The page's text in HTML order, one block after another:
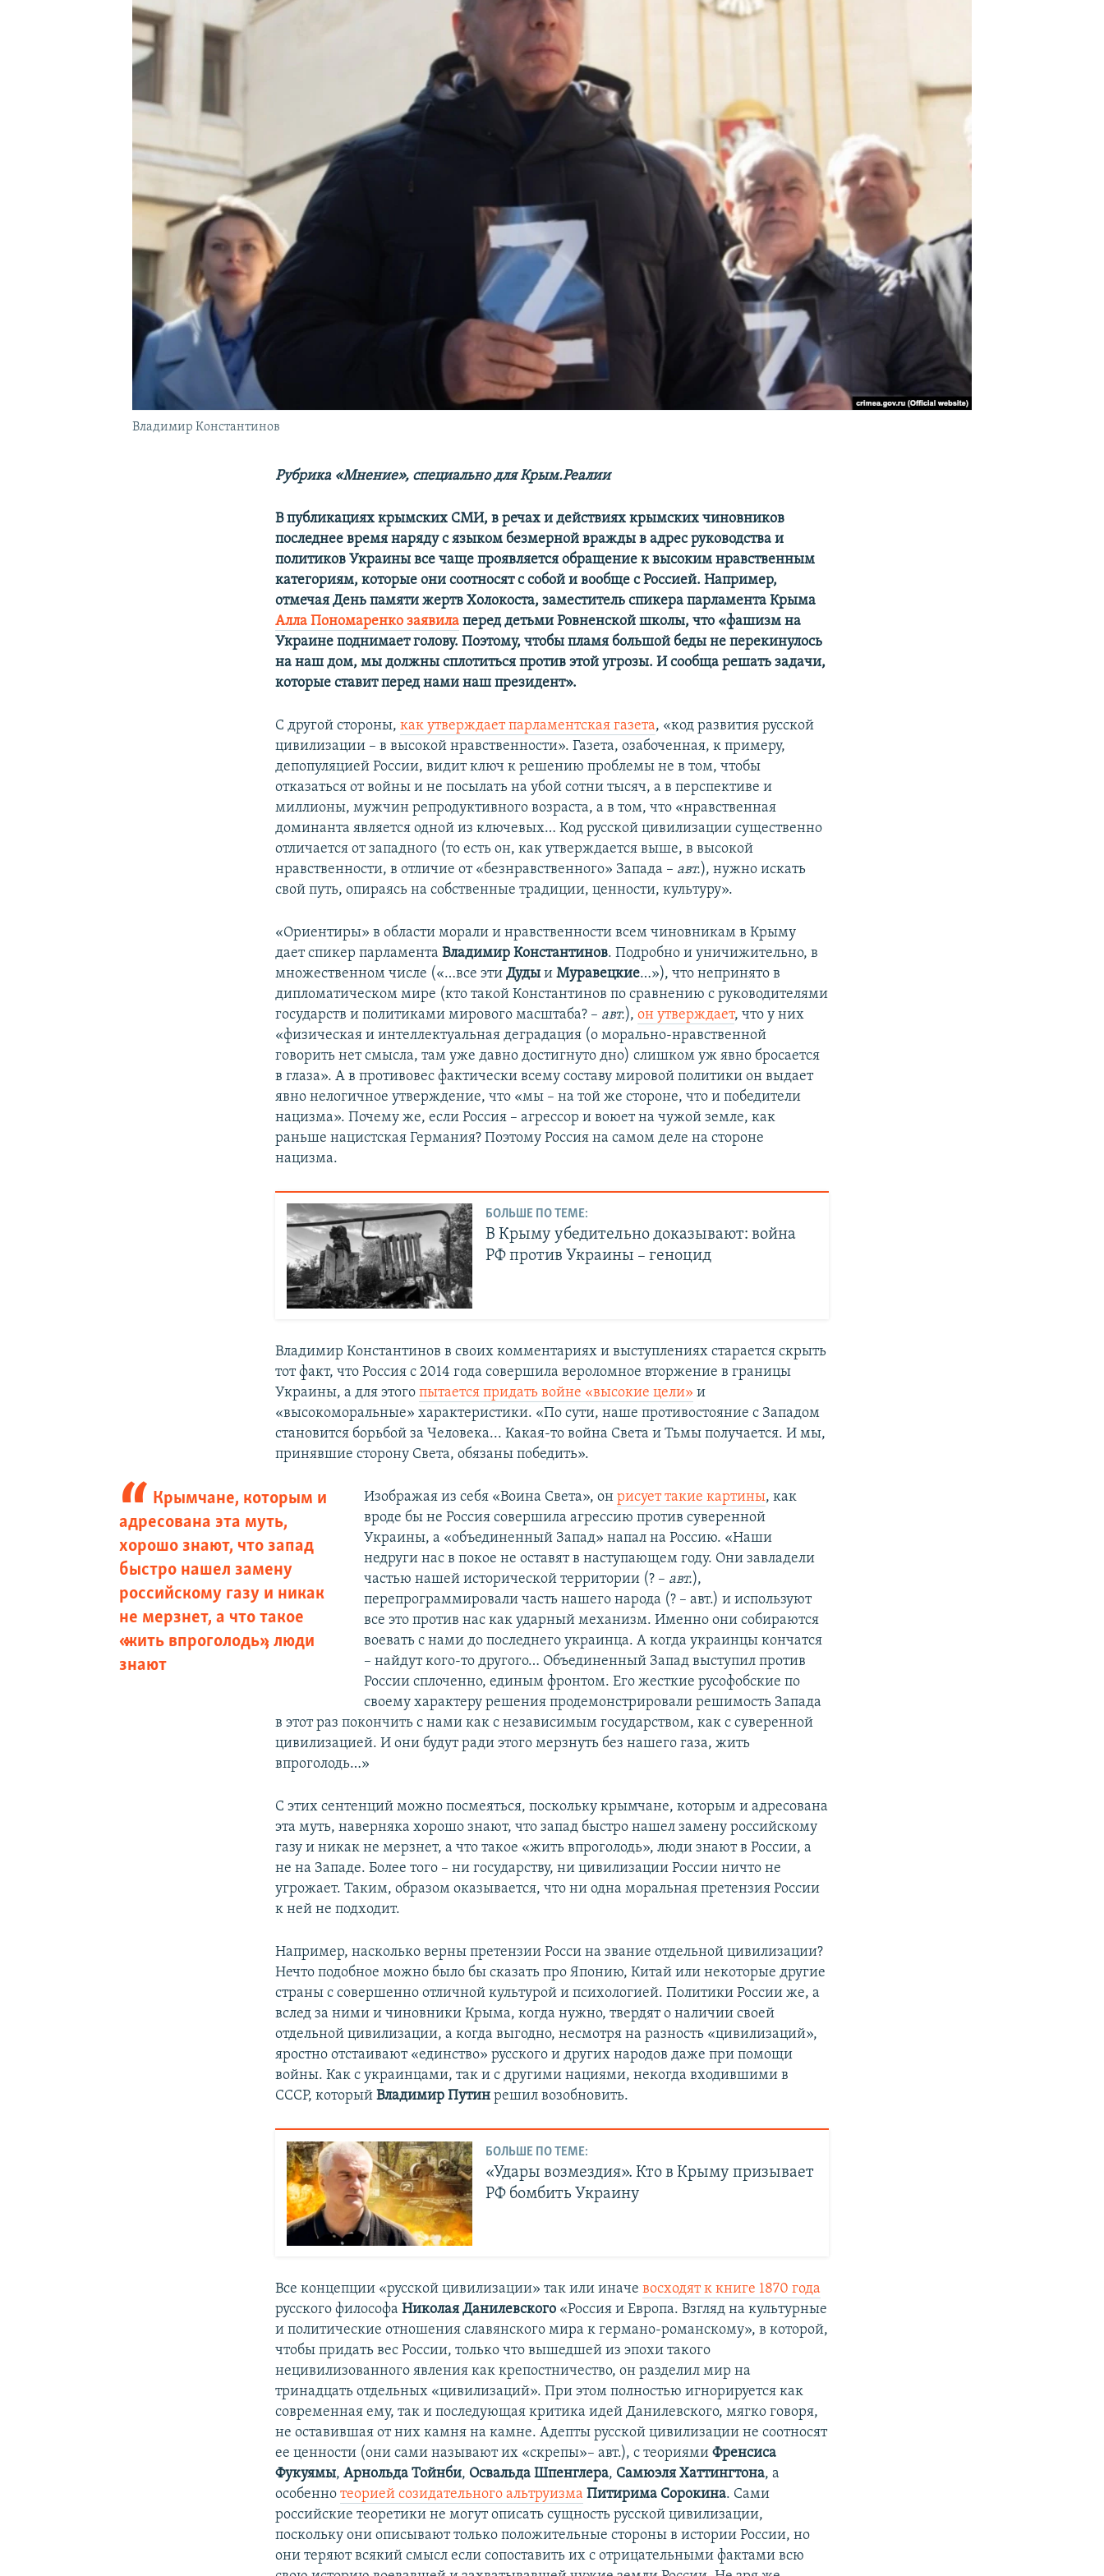
Владимир Константинов
Рубрика «Мнение», специально для Крым.Реалии
В публикациях крымских СМИ, в речах и действиях крымских чиновников
последнее время наряду с языком безмерной вражды в адрес руководства и
политиков Украины все чаще проявляется обращение к высоким нравственным
категориям, которые они соотносят с собой и вообще с Россией. Например,
отмечая День памяти жертв Холокоста, заместитель спикера парламента Крыма
Алла Пономаренко заявила перед детьми Ровненской школы, что «фашизм на
Украине поднимает голову. Поэтому, чтобы пламя большой беды не перекинулось
на наш дом, мы должны сплотиться против этой угрозы. И сообща решать задачи,
которые ставит перед нами наш президент».
С другой стороны,как утверждает парламентская газета, «код развития русской
цивилизации – в высокой нравственности». Газета, озабоченная, к примеру,
депопуляцией России, видит ключ к решению проблемы не в том, чтобы
отказаться от войны и не посылать на убой сотни тысяч, а в перспективе и
миллионы, мужчин репродуктивного возраста, а в том, что «нравственная
доминанта является одной из ключевых… Код русской цивилизации существенно
отличается от западного (то есть он, как утверждается выше, в высокой
нравственности, в отличие от «безнравственного» Запада – авт.), нужно искать
свой путь, опираясь на собственные традиции, ценности, культуру».
«Ориентиры» в области морали и нравственности всем чиновникам в Крыму
дает спикер парламентаВладимир Константинов. Подробно и уничижительно, в
множественном числе («…все этиДудыиМуравецкие…»), что непринято в
дипломатическом мире (кто такой Константинов по сравнению с руководителями
государств и политиками мирового масштаба? – авт.),он утверждает, что у них
«физическая и интеллектуальная деградация (о морально-нравственной
говорить нет смысла, там уже давно достигнуто дно) слишком уж явно бросается
в глаза». А в противовес фактически всему составу мировой политики он выдает
явно нелогичное утверждение, что «мы – на той же стороне, что и победители
нацизма». Почему же, если Россия – агрессор и воюет на чужой земле, как
раньше нацистская Германия? Поэтому Россия на самом деле на стороне
нацизма.
БОЛЬШЕ ПО ТЕМЕ:
В Крыму убедительно доказывают: война
РФ против Украины – геноцид
Владимир Константинов в своих комментариях и выступлениях старается скрыть
тот факт, что Россия с 2014 года совершила вероломное вторжение в границы
Украины, а для этогопытается придать войне «высокие цели» и
«высокоморальные» характеристики. «По сути, наше противостояние с Западом
становится борьбой за Человека... Какая-то война Света и Тьмы получается. И мы,
принявшие сторону Света, обязаны победить».
Крымчане, которым и
адресована эта муть,
хорошо знают, что запад
быстро нашел замену
российскому газу и никак
не мерзнет, а что такое
«жить впроголодь», люди
знают
Изображая из себя «Воина Света», он рисует такие картины, как
вроде бы не Россия совершила агрессию против суверенной
Украины, а «объединенный Запад» напал на Россию. «Наши
недруги нас в покое не оставят в наступающем году. Они завладели
частью нашей исторической территории (? – авт.),
перепрограммировали часть нашего народа (? – авт.) и используют
все это против нас как ударный механизм. Именно они собираются
воевать с нами до последнего украинца. А когда украинцы кончатся
– найдут кого-то другого… Объединенный Запад выступил против
России сплоченно, единым фронтом. Его жесткие русофобские по
своему характеру решения продемонстрировали решимость Запада
в этот раз покончить с нами как с независимым государством, как с суверенной
цивилизацией. И они будут ради этого мерзнуть без нашего газа, жить
впроголодь…»
С этих сентенций можно посмеяться, поскольку крымчане, которым и адресована
эта муть, наверняка хорошо знают, что запад быстро нашел замену российскому
газу и никак не мерзнет, а что такое «жить впроголодь», люди знают в России, а
не на Западе. Более того – ни государству, ни цивилизации России ничто не
угрожает. Таким, образом оказывается, что ни одна моральная претензия России
к ней не подходит.
Например, насколько верны претензии Росси на звание отдельной цивилизации?
Нечто подобное можно было бы сказать про Японию, Китай или некоторые другие
страны с совершенно отличной культурой и психологией. Политики России же, а
вслед за ними и чиновники Крыма, когда нужно, твердят о наличии своей
отдельной цивилизации, а когда выгодно, несмотря на разность «цивилизаций»,
яростно отстаивают «единство» русского и других народов даже при помощи
войны. Как с украинцами, так и с другими нациями, некогда входившими в
СССР, которыйВладимир Путинрешил возобновить.
БОЛЬШЕ ПО ТЕМЕ:
«Удары возмездия». Кто в Крыму призывает
РФ бомбить Украину
Все концепции «русской цивилизации» так или иначевосходят к книге 1870 года
русского философа Николая Данилевского «Россия и Европа. Взгляд на культурные
и политические отношения славянского мира к германо-романскому», в которой,
чтобы придать вес России, только что вышедшей из эпохи такого
нецивилизованного явления как крепостничество, он разделил мир на
тринадцать отдельных «цивилизаций». При этом полностью игнорируется как
современная ему, так и последующая критика идей Данилевского, мягко говоря,
не оставившая от них камня на камне. Адепты русской цивилизации не соотносят
ее ценности (они сами называют их «скрепы»– авт.), с теориямиФренсиса
Фукуямы,Арнольда Тойнби, Освальда Шпенглера, Самюэля Хаттингтона, а
особеннотеорией созидательного альтруизма Питирима Сорокина. Сами
российские теоретики не могут описать сущность русской цивилизации,
поскольку они описывают только положительные стороны в истории России, но
они теряют всякий смысл если сопоставить их с отрицательными фактами всю